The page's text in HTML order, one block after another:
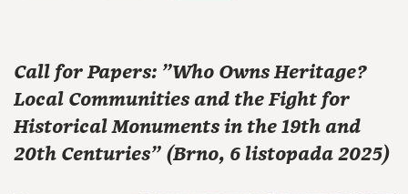
Call for Papers: "Who Owns Heritage?
Local Communities and the Fight for
Historical Monuments in the 19th and
20th Centuries" (Brno, 6 listopada 2025)